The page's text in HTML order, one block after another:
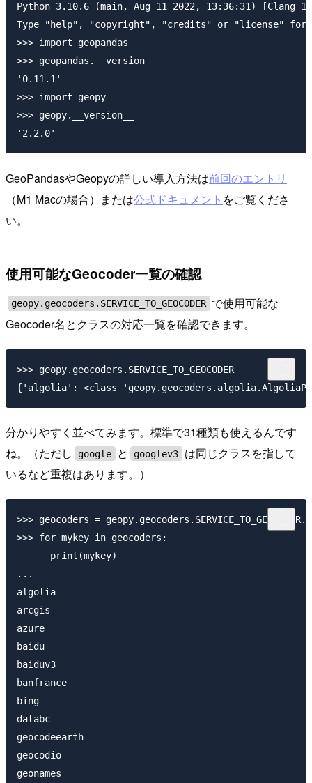
Python 3.10.6 (main, Aug 11 2022, 13:36:31) [Clang
Type "help", "copyright", "credits" or "license" for
>>> import geopandas
>>> geopandas.__version__
'0.11.1'
>>> import geopy
>>> geopy.__version__
GeoPandasやGeopyの詳しい導入方法は前回のエントリ
（M1 Macの場合）または公式ドキュメント をご覧くださ
い。
使用可能なGeocoder一覧の確認
geopy.geocoders.SERVICE_TO_GEOCODER で使用可能な
Geocoder名とクラスの対応一覧を確認できます。
>>> geopy.geocoders.SERVICE_TO_GEOCODER
分かりやすく並べてみます。標準で31種類も使えるんです
ね。（ただし
google と googlev3
は同じクラスを指して
いるなど重複はあります。）
>>> geocoders =
>>> for mykey in geocoders:
      print(mykey)
...
algolia
arcgis
azure
baidu
baiduv3
banfrance
bing
databc
geocodeearth
geocodio
geonames